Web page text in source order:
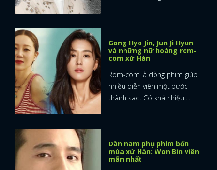
Gong Hyo Jin, Jun Ji Hyun
và những nữ hoàng rom-
com xứ Hàn
Rom-com là dòng phim giúp
nhiều diễn viên một bước
thành sao. Có khá nhiều ...
Dàn nam phụ phim bốn
mùa xứ Hàn: Won Bin viên
mãn nhất